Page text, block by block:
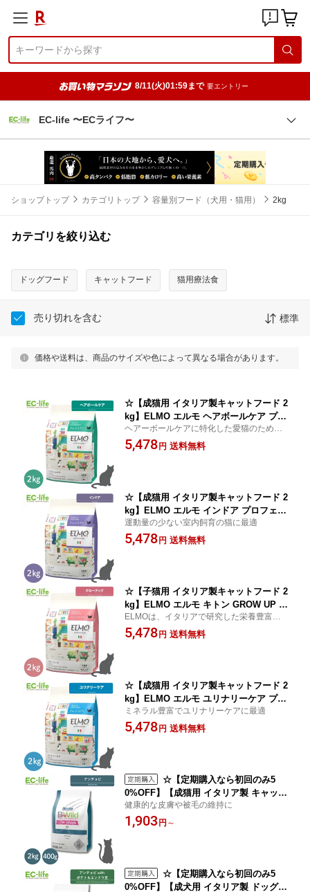
8/11(火)01:59まで 要エントリー
EC-life 〜ECライフ〜
ショップトップ カテゴリトップ 容量別フード（犬用・猫用） 2kg
カテゴリを絞り込む
ドッグフード キャットフード 猫用療法食
売り切れを含む 標準
価格や送料は、商品のサイズや色によって異なる場合があります。
☆【成猫用 イタリア製キャットフード 2
kg】ELMO エルモ ヘアボールケア プロ
フェッショナーレ 2kg 毛玉ケア 鶏肉 便
通サポート 健康 ドライフード ご飯 餌
ヘアーボールケアに特化した愛猫のための
バランス食
5,478円 送料無料
☆【成猫用 イタリア製キャットフード 2
kg】ELMO エルモ インドア プロフェッ
ショナーレ 2kg チキン 鶏肉 運動量 少
ない 室内 健康 ドライフード ご飯 餌 小
運動量の少ない室内飼育の猫に最適
5,478円 送料無料
☆【子猫用 イタリア製キャットフード 2
kg】ELMO エルモ キトン GROW UP グ
ローアップ プロフェッショナーレ 2kg
チキン 鶏肉 離乳期 12か月まで 成長期
ELMOは、イタリアで研究した栄養豊富・
高品質なフードで愛猫の健康をサポートし
ます♪
5,478円 送料無料
☆【成猫用 イタリア製キャットフード 2
kg】ELMO エルモ ユリナリーケア プロ
フェッショナーレ 2kg 尿路結石 尿石 腎
臓 チキン 鶏肉 健康 ドライフード ご飯
ミネラル豊富でユリナリーケアに最適
5,478円 送料無料
☆【定期購入なら初回のみ5
0%OFF】【成猫用 イタリア製 キャット
フード 400g/2kg】BWild ビーワイルド
アンチョビ 1歳〜 ローグレイン ペット
型 大型
健康的な皮膚や被毛の維持に
1,903円 ～
☆【定期購入なら初回のみ5
0%OFF】【成犬用 イタリア製 ドッグフ